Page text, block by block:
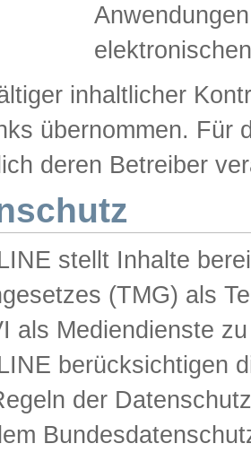
inhaltlicher
übernommen. Für
deren Betreiber
stellt Inhalte
(TMG) als
als Mediendienste
berücksichtigen
der